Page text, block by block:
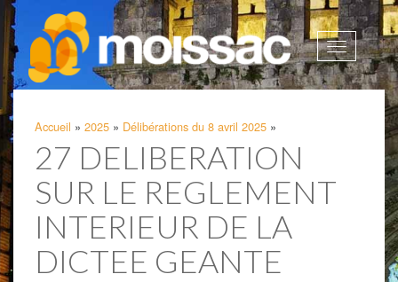
Afficher
la
Accueil » 2025 » Délibérations du 8 avril 2025 »
27 DELIBERATION
SUR LE REGLEMENT
INTERIEUR DE LA
DICTEE GEANTE